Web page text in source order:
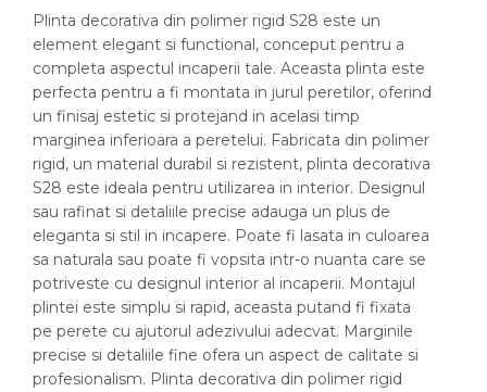
Plinta decorativa din polimer rigid S28 este un
element elegant si functional, conceput pentru a
completa aspectul incaperii tale. Aceasta plinta este
perfecta pentru a fi montata in jurul peretilor, oferind
un finisaj estetic si protejand in acelasi timp
marginea inferioara a peretelui. Fabricata din polimer
rigid, un material durabil si rezistent, plinta decorativa
S28 este ideala pentru utilizarea in interior. Designul
sau rafinat si detaliile precise adauga un plus de
eleganta si stil in incapere. Poate fi lasata in culoarea
sa naturala sau poate fi vopsita intr-o nuanta care se
potriveste cu designul interior al incaperii. Montajul
plintei este simplu si rapid, aceasta putand fi fixata
pe perete cu ajutorul adezivului adecvat. Marginile
precise si detaliile fine ofera un aspect de calitate si
profesionalism. Plinta decorativa din polimer rigid